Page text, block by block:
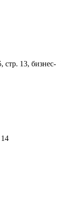
13, бизнес-